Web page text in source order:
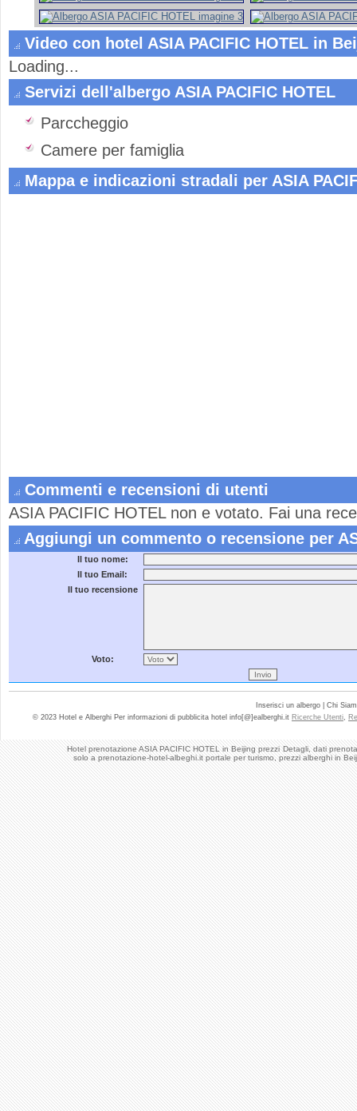
Hotel prenotazione ASIA PACIFIC HOTEL in Beijing prezzi Detagli, dati
solo a prenotazione-hotel-albeghi.it portale per turismo, prezzi alberghi in
Video con hotel ASIA PACIFIC HOTEL in
Loading...
Servizi dell'albergo ASIA PACIFIC HOTEL
Parccheggio
Camere per famiglia
Mappa e indicazioni stradali per ASIA
Commenti e recensioni di utenti
ASIA PACIFIC HOTEL non e votato. Fai una
Aggiungi un commento o recensione per
Il tuo nome:
Il tuo Email:
Il tuo recensione
Voto:
Inserisci un albergo | Chi
© 2023 Hotel e Alberghi Per informazioni di pubblicita hotel info[@]ealberghi.it Ricerche Utenti,